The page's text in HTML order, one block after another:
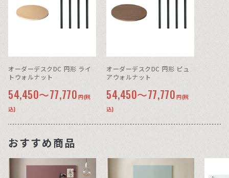
オーダーデスクDC 円形 ライ
トウォルナット
54,450～77,770 円(税
込)
オーダーデスクDC 円形 ピュ
アウォルナット
54,450～77,770 円(税
込)
おすすめ商品